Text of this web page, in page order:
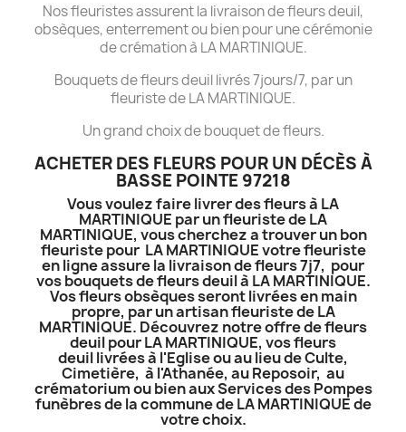
Nos fleuristes assurent la livraison de fleurs deuil,
obsèques, enterrement ou bien pour une cérémonie
de crémation à LA MARTINIQUE.
Bouquets de fleurs deuil livrés 7jours/7, par un
fleuriste de LA MARTINIQUE.
Un grand choix de bouquet de fleurs.
ACHETER DES FLEURS POUR UN DÉCÈS À
BASSE POINTE 97218
Vous voulez faire livrer des fleurs à LA
MARTINIQUE par un fleuriste de LA
MARTINIQUE, vous cherchez a trouver un bon
fleuriste pour LA MARTINIQUE votre fleuriste
en ligne assure la livraison de fleurs 7j7, pour
vos bouquets de fleurs deuil à LA MARTINIQUE.
Vos fleurs obsèques seront livrées en main
propre, par un artisan fleuriste de LA
MARTINIQUE. Découvrez notre offre de fleurs
deuil pour LA MARTINIQUE, vos fleurs
deuil livrées à l'Eglise ou au lieu de Culte,
Cimetière, à l'Athanée, au Reposoir, au
crématorium ou bien aux Services des Pompes
funèbres de la commune de LA MARTINIQUE de
votre choix.